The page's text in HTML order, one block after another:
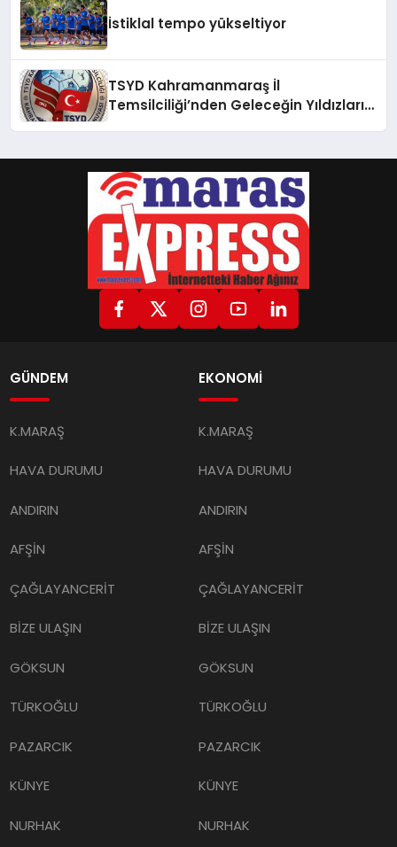
İstiklal tempo yükseltiyor
TSYD Kahramanmaraş İl
Temsilciliği’nden Geleceğin Yıldızları
Başlıyor
GÜNDEM
K.MARAŞ
HAVA DURUMU
ANDIRIN
AFŞİN
ÇAĞLAYANCERİT
BİZE ULAŞIN
GÖKSUN
TÜRKOĞLU
PAZARCIK
KÜNYE
NURHAK
EKONOMİ
K.MARAŞ
HAVA DURUMU
ANDIRIN
AFŞİN
ÇAĞLAYANCERİT
BİZE ULAŞIN
GÖKSUN
TÜRKOĞLU
PAZARCIK
KÜNYE
NURHAK